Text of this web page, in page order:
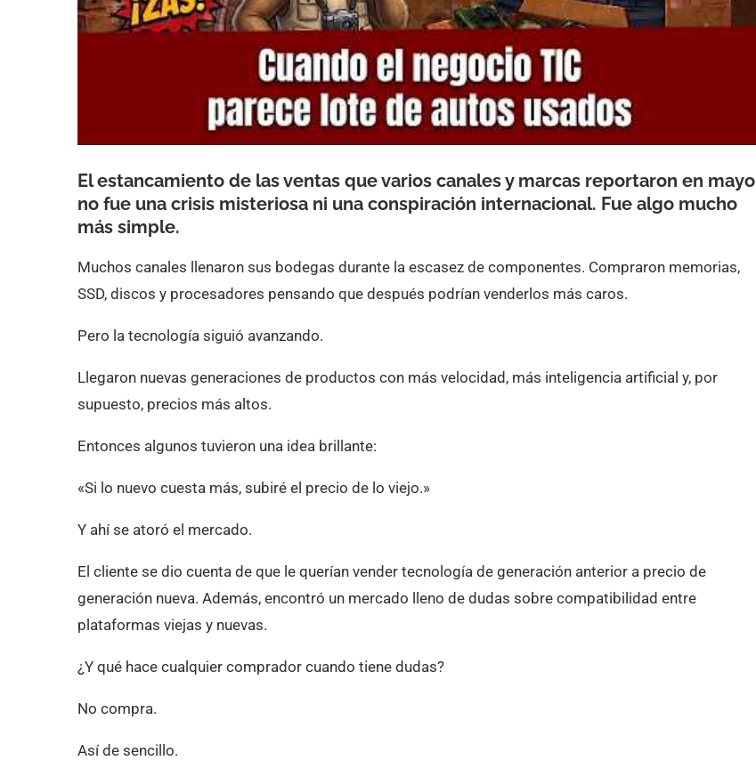
El estancamiento de las ventas que varios canales y marcas reportaron en mayo
no fue una crisis misteriosa ni una conspiración internacional. Fue algo mucho
más simple.
Muchos canales llenaron sus bodegas durante la escasez de componentes. Compraron memorias,
SSD, discos y procesadores pensando que después podrían venderlos más caros.
Pero la tecnología siguió avanzando.
Llegaron nuevas generaciones de productos con más velocidad, más inteligencia artificial y, por
supuesto, precios más altos.
Entonces algunos tuvieron una idea brillante:
«Si lo nuevo cuesta más, subiré el precio de lo viejo.»
Y ahí se atoró el mercado.
El cliente se dio cuenta de que le querían vender tecnología de generación anterior a precio de
generación nueva. Además, encontró un mercado lleno de dudas sobre compatibilidad entre
plataformas viejas y nuevas.
¿Y qué hace cualquier comprador cuando tiene dudas?
No compra.
Así de sencillo.